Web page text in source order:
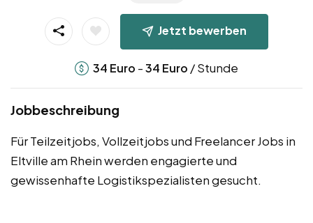
Jetzt bewerben
34 Euro -34 Euro / Stunde
Jobbeschreibung
Für Teilzeitjobs, Vollzeitjobs und Freelancer Jobs in
Eltville am Rhein werden engagierte und
gewissenhafte Logistikspezialisten gesucht.